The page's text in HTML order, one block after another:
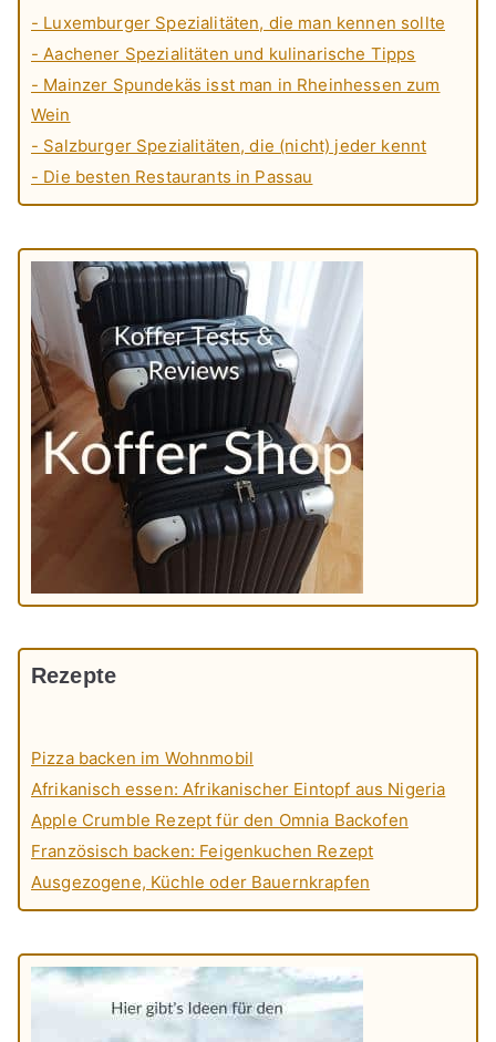
- Luxemburger Spezialitäten, die man kennen sollte
- Aachener Spezialitäten und kulinarische Tipps
- Mainzer Spundekäs isst man in Rheinhessen zum
Wein
- Salzburger Spezialitäten, die (nicht) jeder kennt
- Die besten Restaurants in Passau
Rezepte
Pizza backen im Wohnmobil
Afrikanisch essen: Afrikanischer Eintopf aus Nigeria
Apple Crumble Rezept für den Omnia Backofen
Französisch backen: Feigenkuchen Rezept
Ausgezogene, Küchle oder Bauernkrapfen